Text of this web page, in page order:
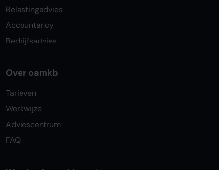
Belastingadvies
Accountancy
Bedrijfsadvies
Over oamkb
Tarieven
Werkwijze
Adviescentrum
FAQ